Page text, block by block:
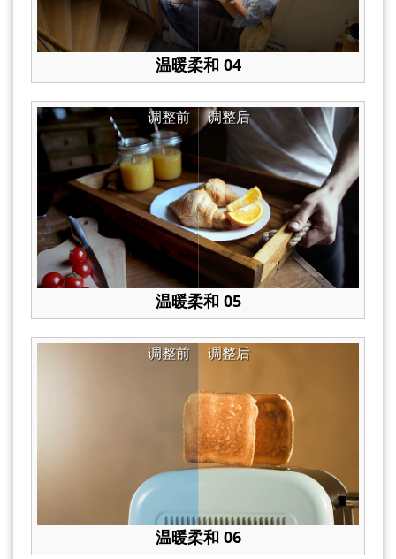
温暖柔和 04
调整后
调整前
温暖柔和 05
调整后
调整前
温暖柔和 06